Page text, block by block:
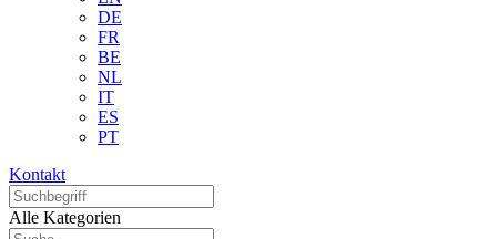
DE
FR
BE
NL
IT
ES
PT
Kontakt
Alle Kategorien